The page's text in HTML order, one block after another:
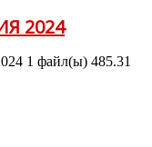
2024
1 файл(ы) 485.31